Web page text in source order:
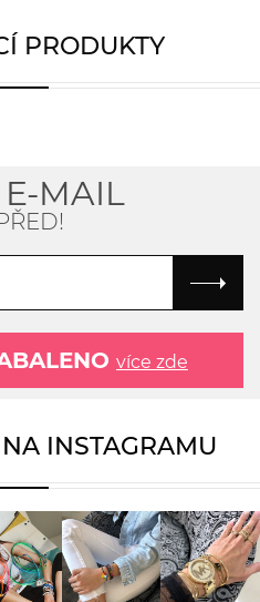
PRODUKTY
MAIL
více zde
INSTAGRAMU